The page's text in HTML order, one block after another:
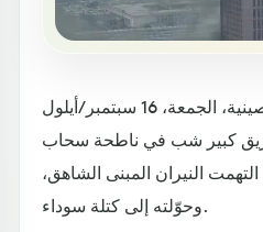
تداولت مواقع إعلامية صينية، الجمعة، 16 سبتمبر/أيلول
حريق كبير شب في ناطحة سحاب
النيران المبنى الشاهق،
وحوّلته إلى كتلة سوداء.